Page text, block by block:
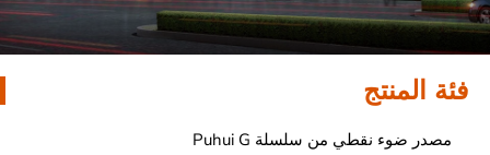
فئة المنتج
مصدر ضوء نقطي من سلسلة Puhui G